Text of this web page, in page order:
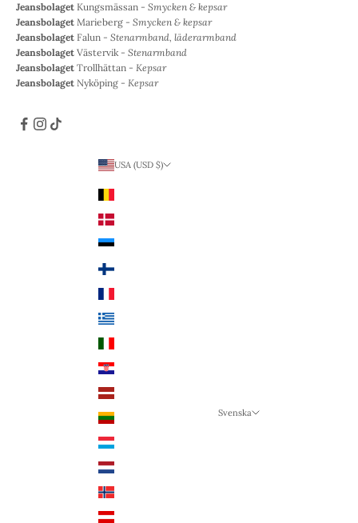
Jeansbolaget Kungsmässan - Smycken & kepsar
Jeansbolaget Marieberg - Smycken & kepsar
Jeansbolaget Falun - Stenarmband, läderarmband
Jeansbolaget Västervik - Stenarmband
Jeansbolaget Trollhättan - Kepsar
Jeansbolaget Nyköping - Kepsar
USA (USD $)
Svenska